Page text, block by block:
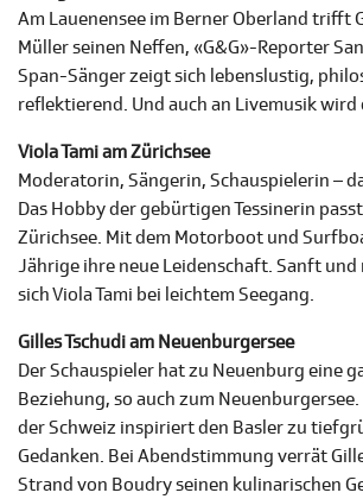
Am Lauenensee im Berner Oberland trifft
Müller seinen Neffen, «G&G»-Reporter
Span-Sänger zeigt sich lebenslustig,
reflektierend. Und auch an Livemusik wird
Viola Tami am Zürichsee
Moderatorin, Sängerin, Schauspielerin –
Das Hobby der gebürtigen Tessinerin
Zürichsee. Mit dem Motorboot und
Jährige ihre neue Leidenschaft. Sanft
sich Viola Tami bei leichtem Seegang.
Gilles Tschudi am Neuenburgersee
Der Schauspieler hat zu Neuenburg eine
Beziehung, so auch zum
der Schweiz inspiriert den Basler zu
Gedanken. Bei Abendstimmung verrät
Strand von Boudry seinen kulinarischen